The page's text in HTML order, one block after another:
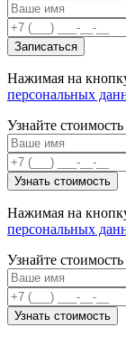
Нажимая на
персональных
Узнайте
Нажимая на
персональных
Узнайте